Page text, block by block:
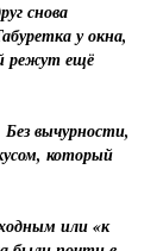
снова
у окна,
режут ещё
вычурности,
который
или «к